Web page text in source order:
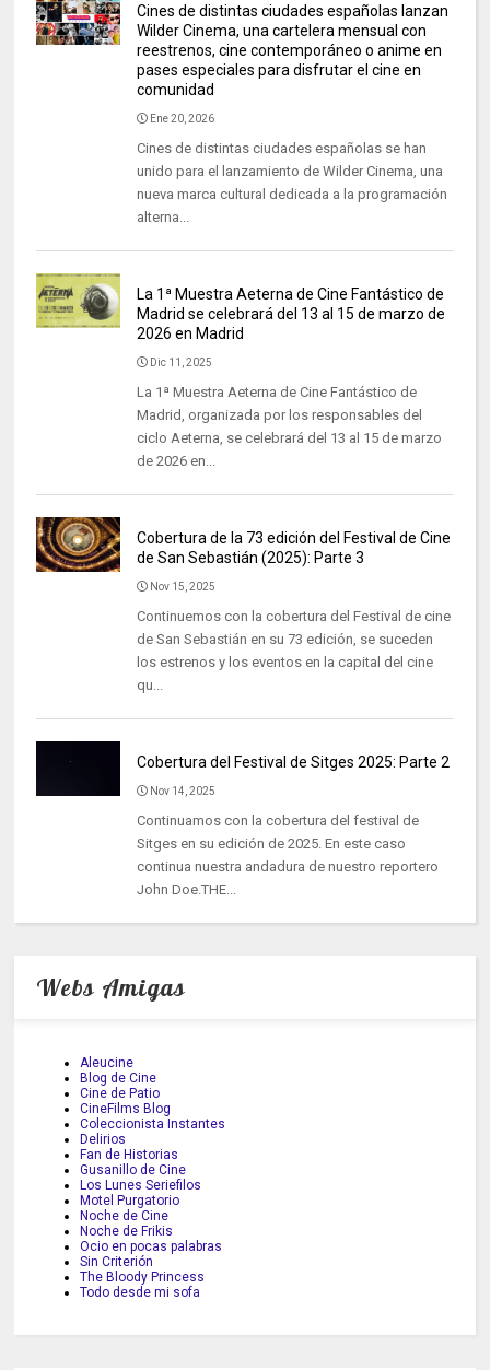
Cines de distintas ciudades españolas lanzan
Wilder Cinema, una cartelera mensual con
reestrenos, cine contemporáneo o anime en
pases especiales para disfrutar el cine en
comunidad
Ene 20, 2026
Cines de distintas ciudades españolas se han
unido para el lanzamiento de Wilder Cinema, una
nueva marca cultural dedicada a la programación
alterna...
La 1ª Muestra Aeterna de Cine Fantástico de
Madrid se celebrará del 13 al 15 de marzo de
2026 en Madrid
Dic 11, 2025
La 1ª Muestra Aeterna de Cine Fantástico de
Madrid, organizada por los responsables del
ciclo Aeterna, se celebrará del 13 al 15 de marzo
de 2026 en...
Cobertura de la 73 edición del Festival de Cine
de San Sebastián (2025): Parte 3
Nov 15, 2025
Continuemos con la cobertura del Festival de cine
de San Sebastián en su 73 edición, se suceden
los estrenos y los eventos en la capital del cine
qu...
Cobertura del Festival de Sitges 2025: Parte 2
Nov 14, 2025
Continuamos con la cobertura del festival de
Sitges en su edición de 2025. En este caso
continua nuestra andadura de nuestro reportero
John Doe.THE...
Webs Amigas
Aleucine
Blog de Cine
Cine de Patio
CineFilms Blog
Coleccionista Instantes
Delirios
Fan de Historias
Gusanillo de Cine
Los Lunes Seriefilos
Motel Purgatorio
Noche de Cine
Noche de Frikis
Ocio en pocas palabras
Sin Criterión
The Bloody Princess
Todo desde mi sofa